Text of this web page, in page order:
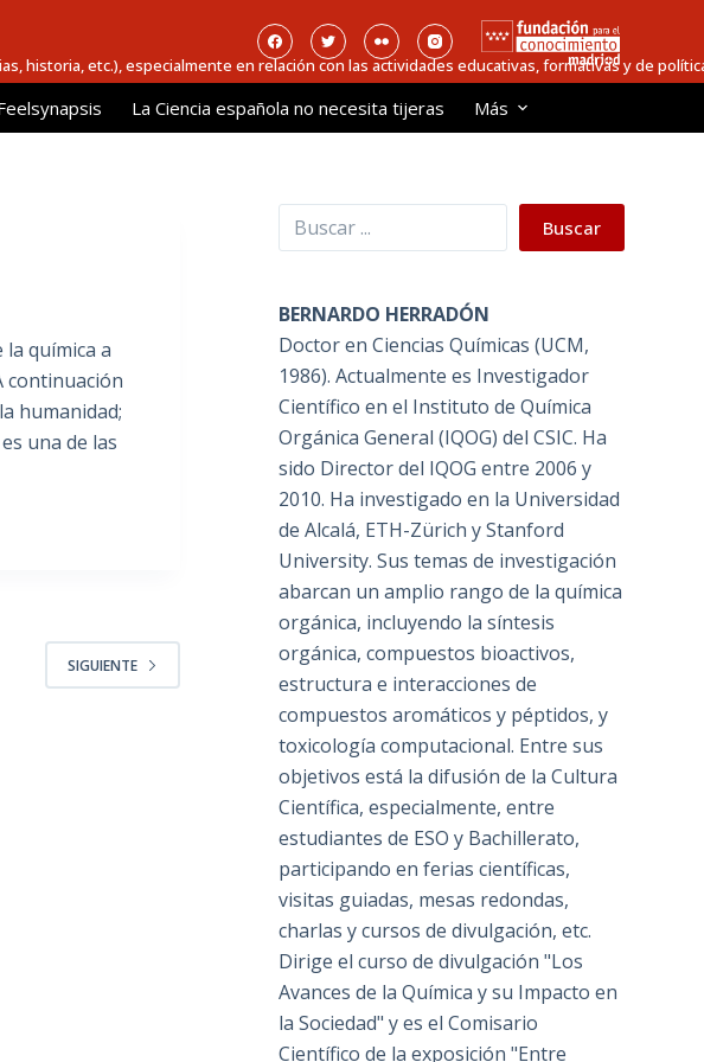
historia, etc.), especialmente en relación con las actividades educativas, formativas y de
La Ciencia española no necesita tijeras Más
química a
continuación
humanidad;
una de las
SIGUIENTE
Buscar Buscar
BERNARDO HERRADÓN
Doctor en Ciencias Químicas (UCM,
1986). Actualmente es Investigador
Científico en el Instituto de Química
Orgánica General (IQOG) del CSIC. Ha
sido Director del IQOG entre 2006 y
2010. Ha investigado en la Universidad
de Alcalá, ETH-Zürich y Stanford
University. Sus temas de investigación
abarcan un amplio rango de la química
orgánica, incluyendo la síntesis
orgánica, compuestos bioactivos,
estructura e interacciones de
compuestos aromáticos y péptidos, y
toxicología computacional. Entre sus
objetivos está la difusión de la Cultura
Científica, especialmente, entre
estudiantes de ESO y Bachillerato,
participando en ferias científicas,
visitas guiadas, mesas redondas,
charlas y cursos de divulgación, etc.
Dirige el curso de divulgación "Los
Avances de la Química y su Impacto en
la Sociedad" y es el Comisario
Científico de la exposición "Entre